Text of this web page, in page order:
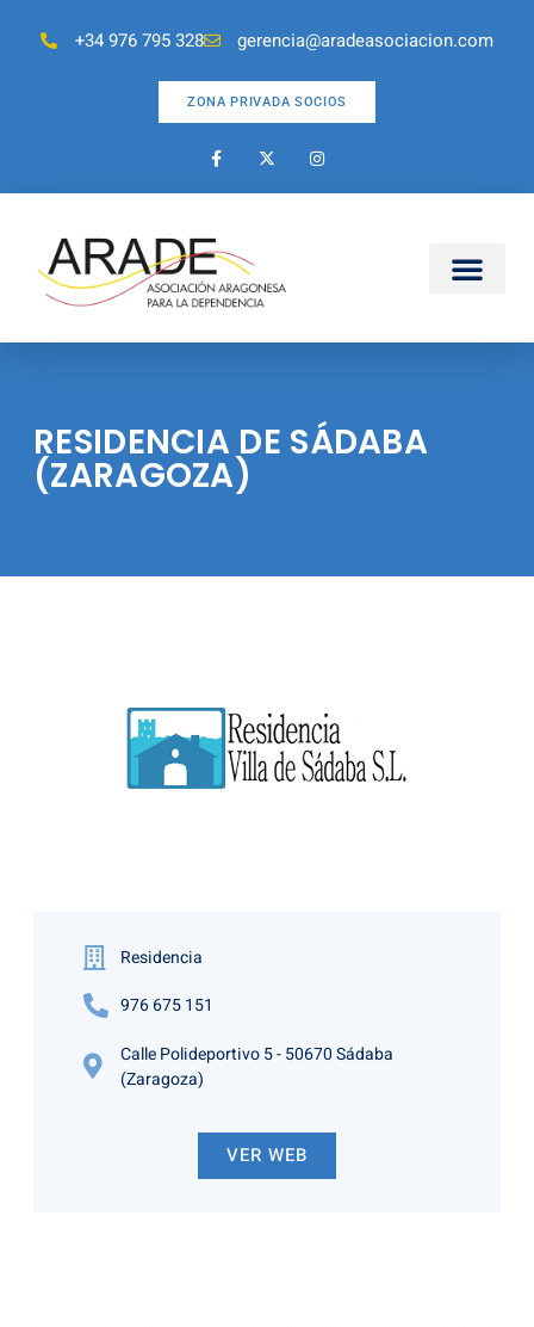
+34 976 795 328 gerencia@aradeasociacion.com
ZONA PRIVADA SOCIOS
RESIDENCIA DE SÁDABA
(ZARAGOZA)
Residencia
976 675 151
Calle Polideportivo 5 - 50670 Sádaba
(Zaragoza)
VER WEB